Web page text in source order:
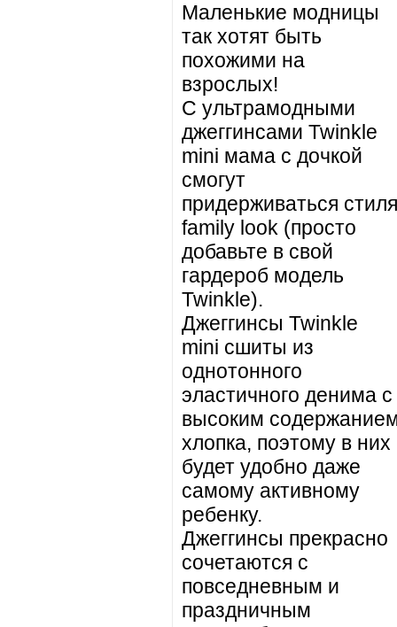
Маленькие модницы
так хотят быть
похожими на
взрослых!
С ультрамодными
джеггинсами Twinkle
mini мама с дочкой
смогут
придерживаться стиля
family look (просто
добавьте в свой
гардероб модель
Twinkle).
Джеггинсы Twinkle
mini сшиты из
однотонного
эластичного денима с
высоким
хлопка, поэтому в них
будет удобно даже
самому активному
ребенку.
Джеггинсы прекрасно
сочетаются с
повседневным и
праздничным